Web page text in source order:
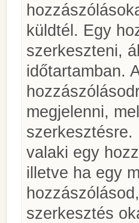
küldtél. Egy
szerkeszteni,
időtartamban.
megjelenni,
szerkesztésre.
valaki egy
illetve ha egy
szerkesztés